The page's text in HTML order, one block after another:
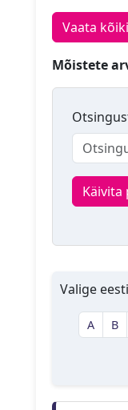
Vaata kõiki
Mõistete
Käivita
Valige
A B